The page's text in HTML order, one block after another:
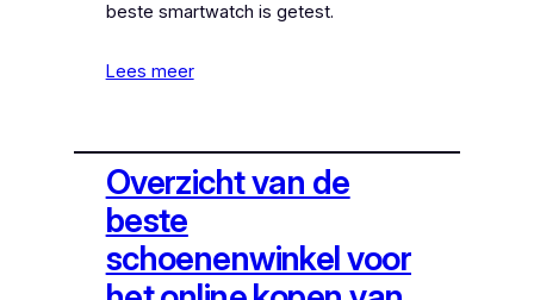
beste smartwatch is getest.
Lees meer
Overzicht van de
beste
schoenenwinkel voor